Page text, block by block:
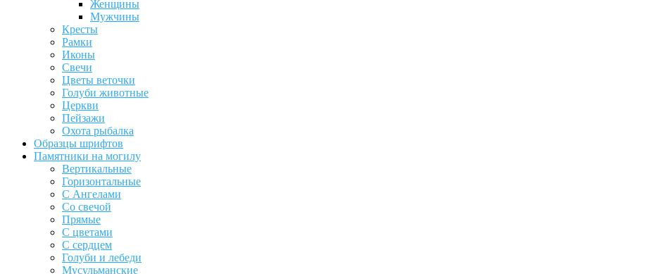
Женщины
Мужчины
Кресты
Рамки
Иконы
Свечи
Цветы веточки
Голуби животные
Церкви
Пейзажи
Охота рыбалка
Образцы шрифтов
Памятники на могилу
Вертикальные
Горизонтальные
С Ангелами
Со свечой
Прямые
С цветами
С сердцем
Голуби и лебеди
Мусульманские